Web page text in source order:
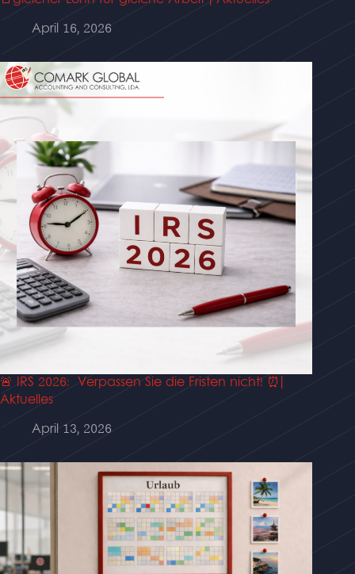
April 16, 2026
🚨 IRS 2026: Verpassen Sie die Fristen nicht! ⏰|
Aktuelles
April 13, 2026